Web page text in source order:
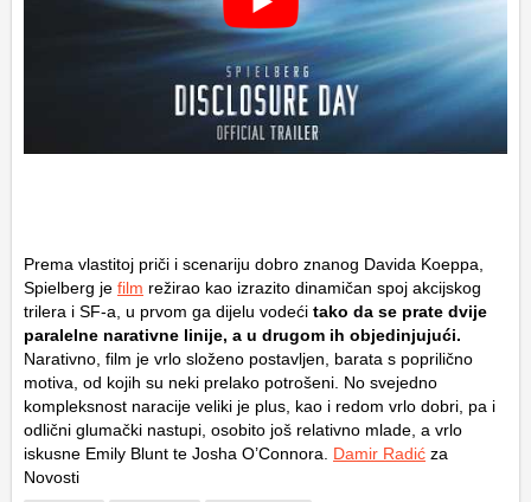
Prema vlastitoj priči i scenariju dobro znanog Davida Koeppa,
Spielberg je film režirao kao izrazito dinamičan spoj akcijskog
trilera i SF-a, u prvom ga dijelu vodeći tako da se prate dvije
paralelne narativne linije, a u drugom ih objedinjujući.
Narativno, film je vrlo složeno postavljen, barata s poprilično
motiva, od kojih su neki prelako potrošeni. No svejedno
kompleksnost naracije veliki je plus, kao i redom vrlo dobri, pa i
odlični glumački nastupi, osobito još relativno mlade, a vrlo
iskusne Emily Blunt te Josha O’Connora. Damir Radić za
Novosti